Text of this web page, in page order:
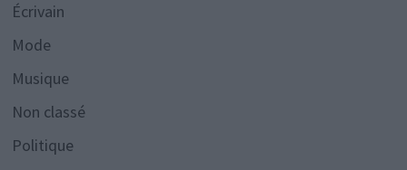
Écrivain
Mode
Musique
Non classé
Politique